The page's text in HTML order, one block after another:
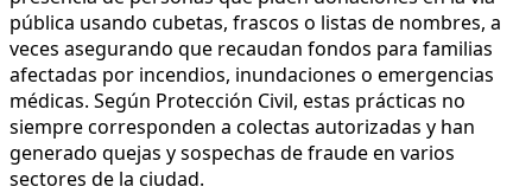
pública usando cubetas, frascos o listas de nombres, a
veces asegurando que recaudan fondos para familias
afectadas por incendios, inundaciones o emergencias
médicas. Según Protección Civil, estas prácticas no
siempre corresponden a colectas autorizadas y han
generado quejas y sospechas de fraude en varios
sectores de la ciudad.